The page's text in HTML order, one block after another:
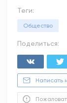
Теги:
Общество
Поделиться:
Написать